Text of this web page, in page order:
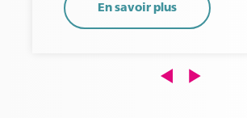
En savoir plus